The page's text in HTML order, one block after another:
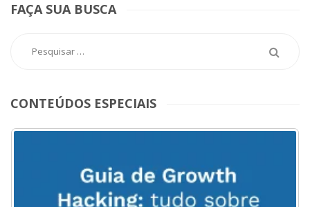
FAÇA SUA BUSCA
CONTEÚDOS ESPECIAIS